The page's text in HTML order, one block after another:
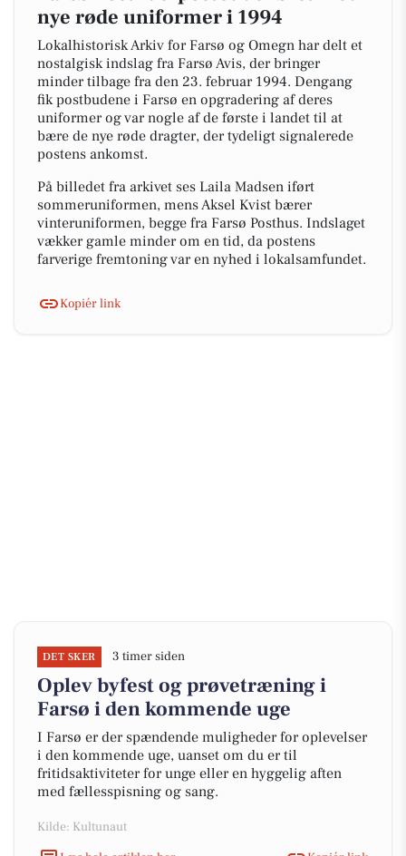
nye røde uniformer i 1994
Lokalhistorisk Arkiv for Farsø og Omegn har delt et
nostalgisk indslag fra Farsø Avis, der bringer
minder tilbage fra den 23. februar 1994. Dengang
fik postbudene i Farsø en opgradering af deres
uniformer og var nogle af de første i landet til at
bære de nye røde dragter, der tydeligt signalerede
postens ankomst.
På billedet fra arkivet ses Laila Madsen iført
sommeruniformen, mens Aksel Kvist bærer
vinteruniformen, begge fra Farsø Posthus. Indslaget
vækker gamle minder om en tid, da postens
farverige fremtoning var en nyhed i lokalsamfundet.
Kopiér link
DET SKER 3 timer siden
Oplev byfest og prøvetræning i
Farsø i den kommende uge
I Farsø er der spændende muligheder for oplevelser
i den kommende uge, uanset om du er til
fritidsaktiviteter for unge eller en hyggelig aften
med fællesspisning og sang.
Kilde: Kultunaut